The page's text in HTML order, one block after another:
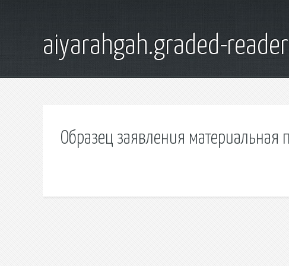
aiyarahgah.graded-
Образец заявления материальная